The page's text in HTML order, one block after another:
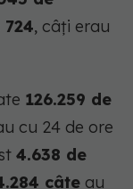
, câți erau
126.259 de
cu 24 de ore
4.638 de
câte au